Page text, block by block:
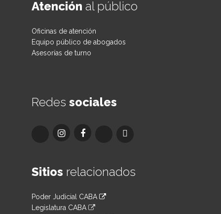
Atención al público
Oficinas de atención
Equipo público de abogados
Asesorías de turno
Redes sociales
Sitios relacionados
Poder Judicial CABA
Legislatura CABA